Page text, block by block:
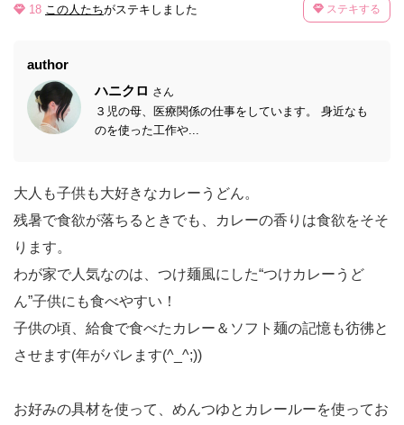
18 この人たちがステキしました ステキする
author
ハニクロ さん
３児の母、医療関係の仕事をしています。 身近なも
のを使った工作や...
大人も子供も大好きなカレーうどん。
残暑で食欲が落ちるときでも、カレーの香りは食欲をそそ
ります。
わが家で人気なのは、つけ麺風にした“つけカレーうど
ん”子供にも食べやすい！
子供の頃、給食で食べたカレー＆ソフト麺の記憶も彷彿と
させます(年がバレます(^_^;))
お好みの具材を使って、めんつゆとカレールーを使ってお